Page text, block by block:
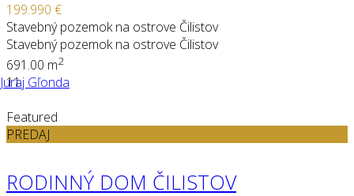
199.990 €
Stavebný pozemok na ostrove Čilistov
Stavebný pozemok na ostrove Čilistov
691.00 m2
Juraj Gľonda
11
Featured
PREDAJ
RODINNÝ DOM ČILISTOV